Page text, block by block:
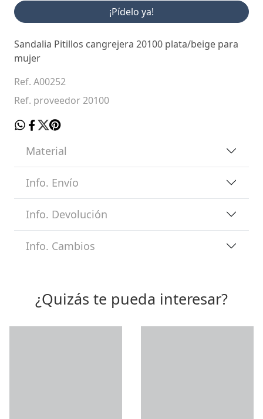
¡Pídelo ya!
Sandalia Pitillos cangrejera 20100 plata/beige para
mujer
Ref. A00252
Ref. proveedor 20100
Material
Info. Envío
Info. Devolución
Info. Cambios
¿Quizás te pueda interesar?